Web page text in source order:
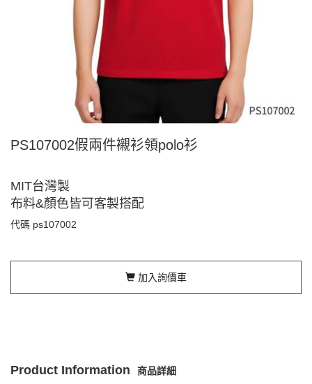
PS107002假兩件襯衫領polo衫
MIT台灣製
布料&顏色皆可客製搭配
代碼 ps107002
加入詢價車
Product Information 商品詳細